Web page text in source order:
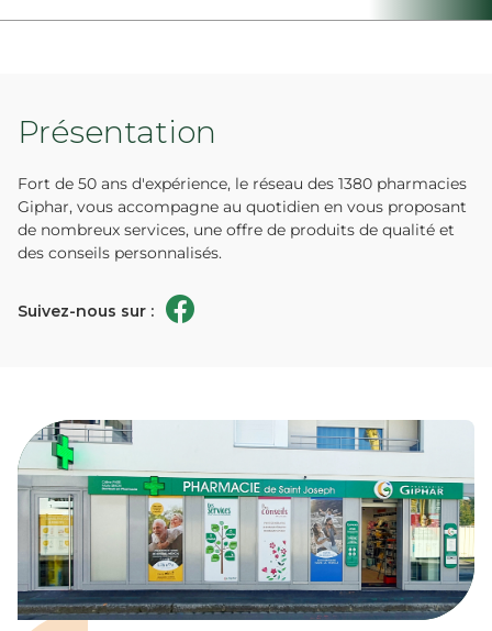
Présentation
Fort de 50 ans d'expérience, le réseau des 1380 pharmacies
Giphar, vous accompagne au quotidien en vous proposant
de nombreux services, une offre de produits de qualité et
des conseils personnalisés.
Suivez-nous sur :